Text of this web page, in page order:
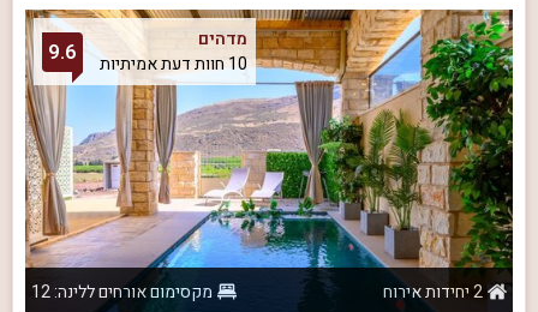
מדהים
10 חוות דעת אמיתיות
9.6
2 יחידות אירוח
מקסימום אורחים ללינה: 12